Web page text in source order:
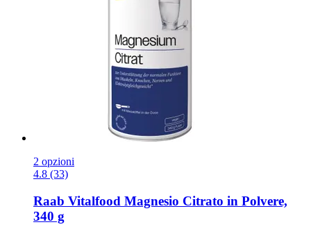
2 opzioni
4.8 (33)
Raab Vitalfood Magnesio Citrato in Polvere,
340 g